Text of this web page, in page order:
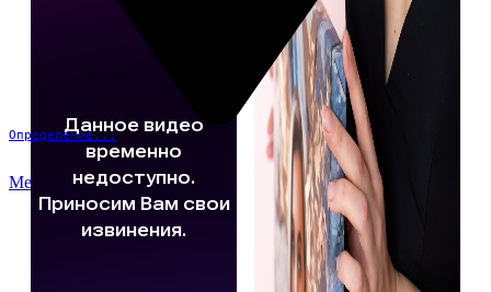
Определение...
Меню